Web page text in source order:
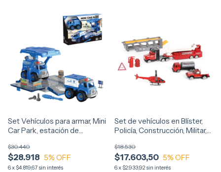
Set Vehículos para armar, Mini
Car Park, estación de
$28.918
$30.440
5% OFF
6x$4.819,67 sin interés
Set de vehículos en Blíster,
Policía, Construcción, Militar,
$17.603,50
$18.530
5% OFF
6x$2.933,92 sin interés